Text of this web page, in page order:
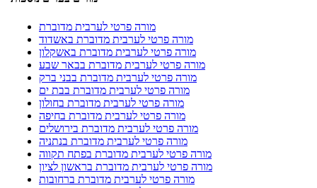
מורה פרטי לערבית מדוברת
מורה פרטי לערבית מדוברת באשדוד
מורה פרטי לערבית מדוברת באשקלון
מורה פרטי לערבית מדוברת בבאר שבע
מורה פרטי לערבית מדוברת בבני ברק
מורה פרטי לערבית מדוברת בבת ים
מורה פרטי לערבית מדוברת בחולון
מורה פרטי לערבית מדוברת בחיפה
מורה פרטי לערבית מדוברת בירושלים
מורה פרטי לערבית מדוברת בנתניה
מורה פרטי לערבית מדוברת בפתח תקווה
מורה פרטי לערבית מדוברת בראשון לציון
מורה פרטי לערבית מדוברת ברחובות